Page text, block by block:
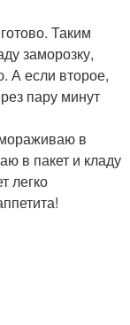
Таким
заморозку,
А если второе,
пару минут
в
в пакет и кладу
легко